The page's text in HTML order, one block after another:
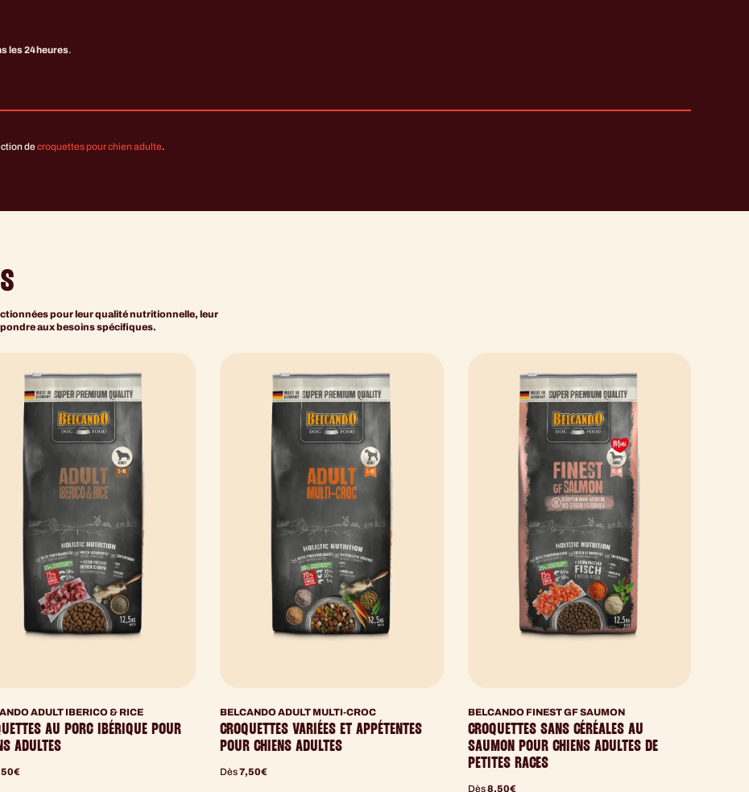
les 24 heures.
decroquettes pour chien adulte.
pour leur qualité nutritionnelle, leur
aux besoins spécifiques.
ADULT IBERICO & RICE
AU PORC IBÉRIQUE POUR
ADULTES
€
BELCANDO ADULT MULTI-CROC
CROQUETTES VARIÉES ET APPÉTENTES
POUR CHIENS ADULTES
Dès7,50€
BELCANDO FINEST GF SAUMON
CROQUETTES SANS CÉRÉALES AU
SAUMON POUR CHIENS ADULTES DE
PETITES RACES
Dès8,50€